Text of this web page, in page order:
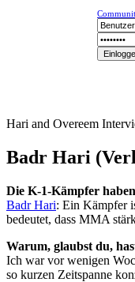
Hari and Overeem
Badr Hari
Die K-1-Kämpfer
Badr Hari: Ein Kämpfer
bedeutet, dass MMA
Warum, glaubst du,
Ich war vor wenigen
so kurzen Zeitspanne